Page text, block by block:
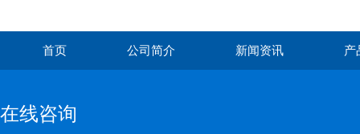
首页 公司简介 新闻资讯 产
在线咨询